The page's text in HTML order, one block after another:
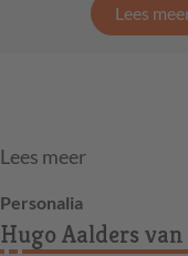
Lees
Lees meer
Personalia
Hugo Aalders